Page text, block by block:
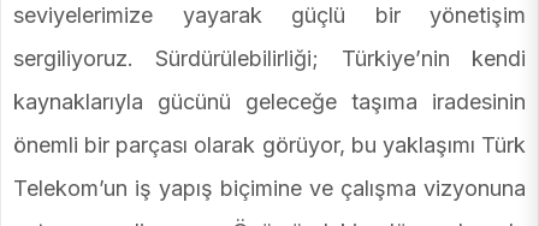
seviyelerimize yayarak güçlü bir yönetişim
sergiliyoruz. Sürdürülebilirliği; Türkiye’nin kendi
kaynaklarıyla gücünü geleceğe taşıma iradesinin
önemli bir parçası olarak görüyor, bu yaklaşımı Türk
Telekom’un iş yapış biçimine ve çalışma vizyonuna